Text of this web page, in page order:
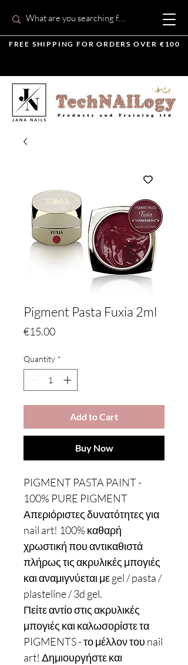
FREE SHIPPING FOR ORDERS OVER €100
Pigment Pasta Fuxia 2ml
€15.00Price
Quantity *
Add to Cart
Buy Now
PIGMENT PASTA PAINT -
100% PURE PIGMENT
Απεριόριστες δυνατότητες για
nail art! 100% καθαρή
χρωστική που αντικαθιστά
πλήρως τις ακρυλικές μπογιές
και αναμιγνύεται με gel / pasta /
plasteline / 3d gel.
Πείτε αντίο στις ακρυλικές
μπογιές και καλωσορίστε τα
PIGMENTS - το μέλλον του nail
art! Δημιουργήστε και